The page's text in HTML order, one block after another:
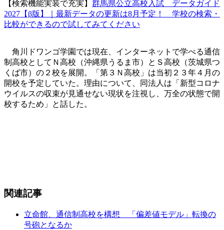
【検索機能実装で充実】 群馬県公立高校入試 データガイド
2027【β版】｜最新データの更新は8月予定！ 学校の検索・
比較ができるので試してみてください
角川ドワンゴ学園では現在、インターネットで学べる通信
制高校としてＮ高校（沖縄県うるま市）とＳ高校（茨城県つ
くば市）の２校を展開。「第３Ｎ高校」は当初２３年４月の
開校を予定していた。理由について、同法人は「新型コロナ
ウイルスの収束が見通せない現状を注視し、万全の状態で開
校するため」と話した。
関連記事
立命館、通信制高校を構想 「偏差値モデル」転換の
号砲となるか